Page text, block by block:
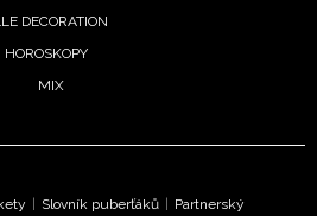
DECORATION
HOROSKOPY
MIX
Slovník puberťáků
Partnerský